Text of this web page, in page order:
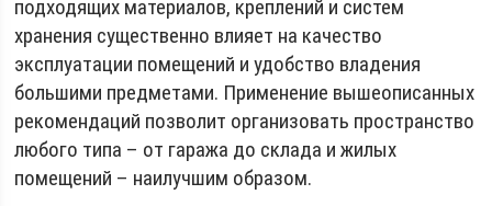
подходящих материалов, креплений и систем
хранения существенно влияет на качество
эксплуатации помещений и удобство владения
большими предметами. Применение вышеописанных
рекомендаций позволит организовать пространство
любого типа – от гаража до склада и жилых
помещений – наилучшим образом.